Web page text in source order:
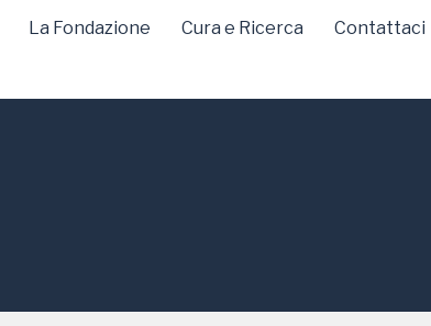
La Fondazione Cura e Ricerca Contattaci